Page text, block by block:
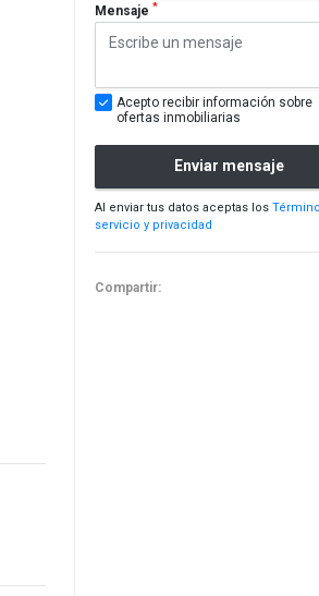
Mensaje *
Acepto recibir información sobre
ofertas inmobiliarias
Enviar mensaje
Al enviar tus datos aceptas los
servicio y privacidad
Compartir: